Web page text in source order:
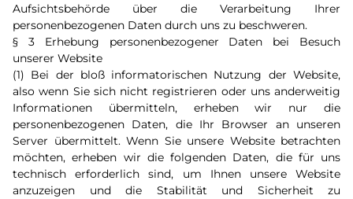
Aufsichtsbehörde über die Verarbeitung Ihrer
personenbezogenen Daten durch uns zu beschweren.
§ 3 Erhebung personenbezogener Daten bei Besuch
unserer Website
(1) Bei der bloß informatorischen Nutzung der Website,
also wenn Sie sich nicht registrieren oder uns anderweitig
Informationen übermitteln, erheben wir nur die
personenbezogenen Daten, die Ihr Browser an unseren
Server übermittelt. Wenn Sie unsere Website betrachten
möchten, erheben wir die folgenden Daten, die für uns
technisch erforderlich sind, um Ihnen unsere Website
anzuzeigen und die Stabilität und Sicherheit zu